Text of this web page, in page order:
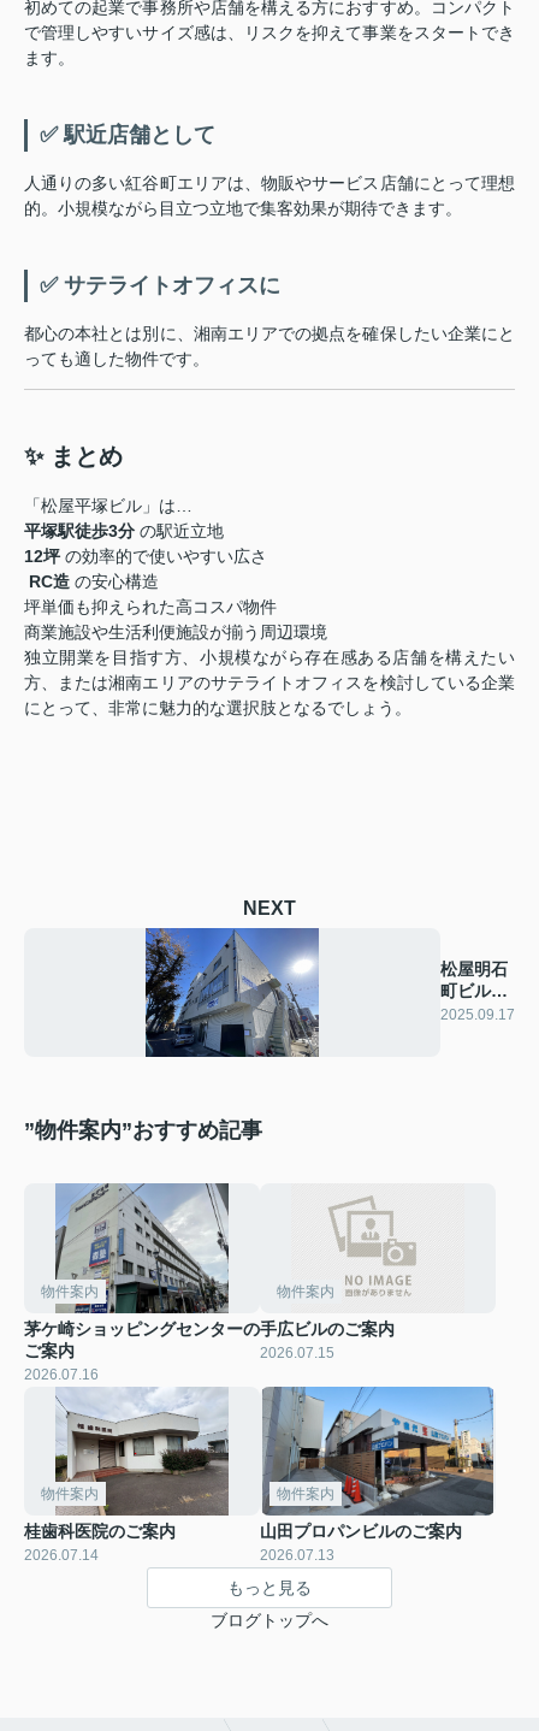
初めての起業で事務所や店舗を構える方におすすめ。コンパクト
で管理しやすいサイズ感は、リスクを抑えて事業をスタートでき
ます。
✅ 駅近店舗として
人通りの多い紅谷町エリアは、物販やサービス店舗にとって理想
的。小規模ながら目立つ立地で集客効果が期待できます。
✅ サテライトオフィスに
都心の本社とは別に、湘南エリアでの拠点を確保したい企業にと
っても適した物件です。
✨ まとめ
「松屋平塚ビル」は…
平塚駅徒歩3分 の駅近立地
12坪 の効率的で使いやすい広さ
RC造 の安心構造
坪単価も抑えられた高コスパ物件
商業施設や生活利便施設が揃う周辺環境
独立開業を目指す方、小規模ながら存在感ある店舗を構えたい
方、または湘南エリアのサテライトオフィスを検討している企業
にとって、非常に魅力的な選択肢となるでしょう。
NEXT
松屋明石
町ビルの
ご案内
2025.09.17
”物件案内”おすすめ記事
物件案内
茅ケ崎ショッピングセンターの
ご案内
2026.07.16
物件案内
手広ビルのご案内
2026.07.15
物件案内
桂歯科医院のご案内
2026.07.14
物件案内
山田プロパンビルのご案内
2026.07.13
もっと見る
ブログトップへ